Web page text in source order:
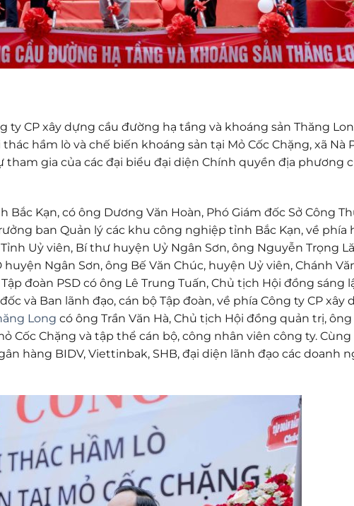
ty CP xây dựng cầu đường hạ tầng và khoáng sản Thăng
hầm lò và chế biến khoáng sản tại Mỏ Cốc Chặng, xã Nà
tham gia của các đại biểu đại diện Chính quyền địa phương
Bắc Kạn, có ông Dương Văn Hoàn, Phó Giám đốc Sở Công
ban Quản lý các khu công nghiệp tỉnh Bắc Kạn, về phía
Uỷ viên, Bí thư huyện Uỷ Ngân Sơn, ông Nguyễn Trọng
Ngân Sơn, ông Bế Văn Chúc, huyện Uỷ viên, Chánh
đoàn PSD có ông Lê Trung Tuấn, Chủ tịch Hội đồng sáng
và Ban lãnh đạo, cán bộ Tập đoàn, về phía Công ty CP xây
Long có ông Trần Văn Hà, Chủ tịch Hội đồng quản trị, ông
Cốc Chặng và tập thể cán bộ, công nhân viên công ty. Cùng
hàng BIDV, Viettinbak, SHB, đại diện lãnh đạo các doanh